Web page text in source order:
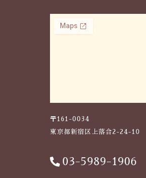
〒161-0034
東京都新宿区上落合2-24-10
03-5989-1906